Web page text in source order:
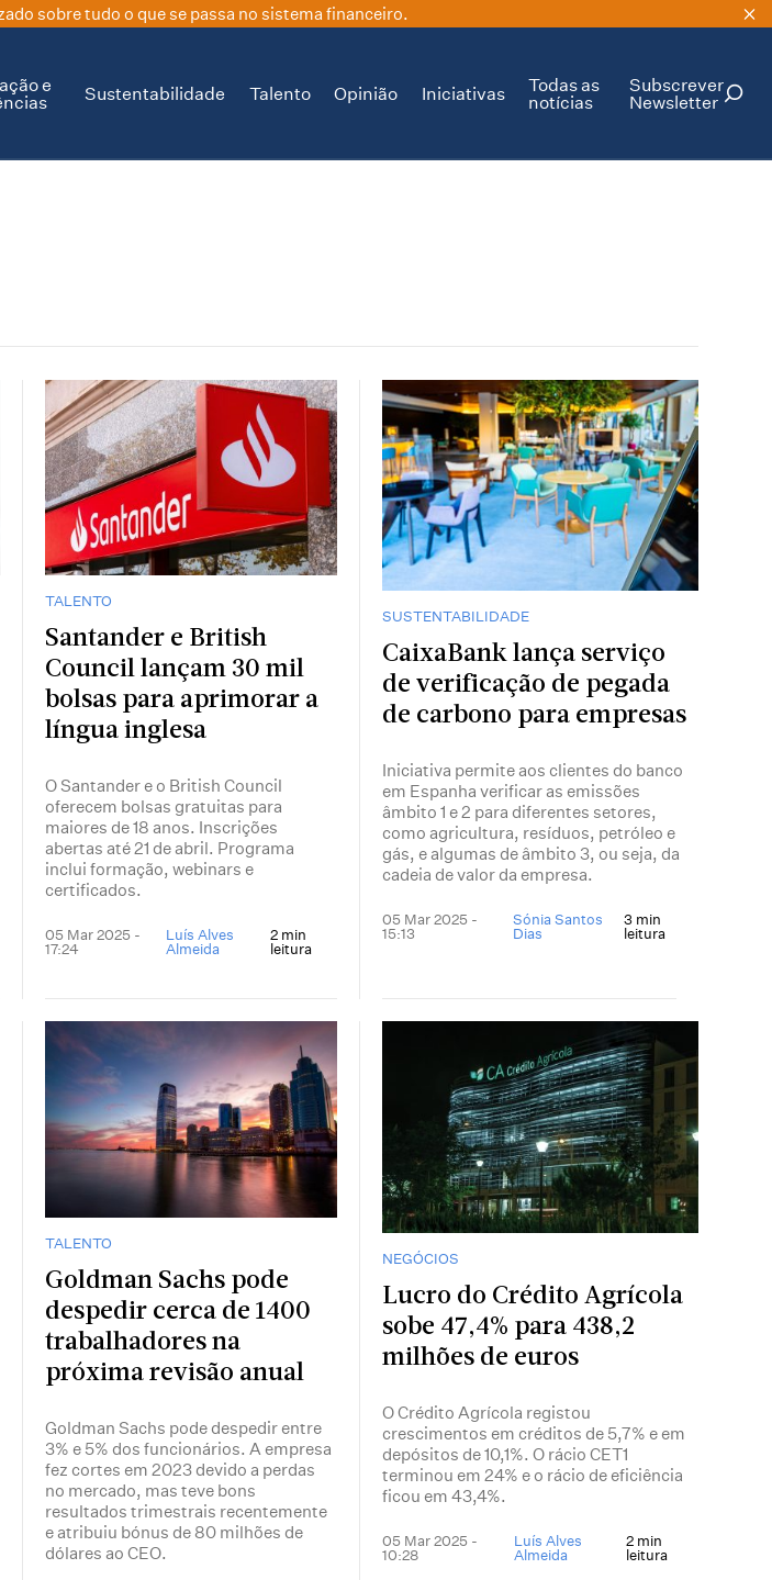
sobre tudo o que se passa no sistema financeiro.
e
Sustentabilidade Talento Opinião Iniciativas
Todas as
notícias
Subscrever
Newsletter
TALENTO
Santander e British
Council lançam 30 mil
bolsas para aprimorar a
língua inglesa
O Santander e o British Council
oferecem bolsas gratuitas para
maiores de 18 anos. Inscrições
abertas até 21 de abril. Programa
inclui formação, webinars e
certificados.
05 Mar 2025 -
17:24
Luís Alves
Almeida
2 min
leitura
SUSTENTABILIDADE
CaixaBank lança serviço
de verificação de pegada
de carbono para empresas
Iniciativa permite aos clientes do banco
em Espanha verificar as emissões
âmbito 1 e 2 para diferentes setores,
como agricultura, resíduos, petróleo e
gás, e algumas de âmbito 3, ou seja, da
cadeia de valor da empresa.
05 Mar 2025 -
15:13
Sónia Santos
Dias
3 min
leitura
TALENTO
Goldman Sachs pode
despedir cerca de 1400
trabalhadores na
próxima revisão anual
Goldman Sachs pode despedir entre
3% e 5% dos funcionários. A empresa
fez cortes em 2023 devido a perdas
no mercado, mas teve bons
resultados trimestrais recentemente
e atribuiu bónus de 80 milhões de
dólares ao CEO.
NEGÓCIOS
Lucro do Crédito Agrícola
sobe 47,4% para 438,2
milhões de euros
O Crédito Agrícola registou
crescimentos em créditos de 5,7% e em
depósitos de 10,1%. O rácio CET1
terminou em 24% e o rácio de eficiência
ficou em 43,4%.
05 Mar 2025 -
10:28
Luís Alves
Almeida
2 min
leitura